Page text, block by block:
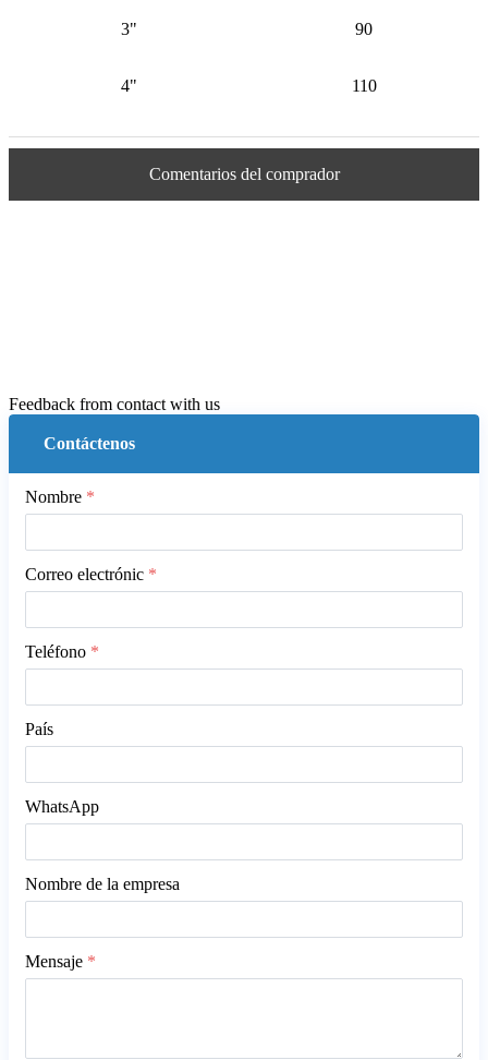
3" 90
4" 110
Comentarios del comprador
Feedback from contact with us
Contáctenos
Nombre *
Correo electrónic *
Teléfono *
País
WhatsApp
Nombre de la empresa
Mensaje *